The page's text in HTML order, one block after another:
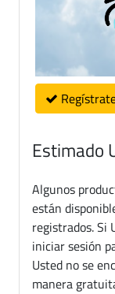
Estimado
Algunos
están
registrados. Si
iniciar sesión
Usted no se
manera